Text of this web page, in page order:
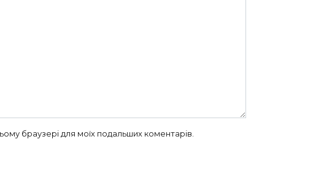
браузері для моїх подальших коментарів.